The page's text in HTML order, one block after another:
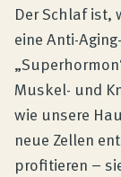
Der Schlaf ist,
eine Anti-
Muskel- und
wie unsere
neue Zellen
profitieren –